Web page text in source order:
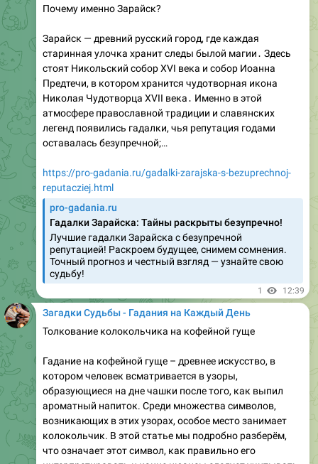
Веками люди верили в пророчества, карты Таро,
Но что говорит современная наука? Давайте
разберёмся, как строгие эксперименты проверяют
экстрасенсорные способности, какие выводы они
дают и почему вера в гадание всё ещё жива․…
https://pro-gadania.ru/nauchnye-issledovaniya-o-
sposobnostyah-lyudej-k-gadaniyu.html
1
Гадание онлайн спросить у бабы яги
С древних времён люди обращались к мудрым
женщинам-ведуньям, чтобы узнать, что их ждёт
впереди. На Руси такой жрицей тайных знаний была
Баба Яга — могущественная, порой грозная, но всегда
справедливая хранительница границ между мирами.
Сегодня вместо избушки на курьих ножках у нас есть
онлайн-сервисы гаданий, где можно бесплатно
спросить у Бабы Яги о любви, судьбе…
https://pro-gadania.ru/gadanie-onlajn-sprosit-u-baby-
1
Загадки Судьбы - Гадания на Каждый День
Фото ксении из горбатовки
Горбатовка — слово‚ которое звучит как название
сказочной деревни‚ а на деле оказывается целой
коллекцией точек на карте России. Сегодня мы